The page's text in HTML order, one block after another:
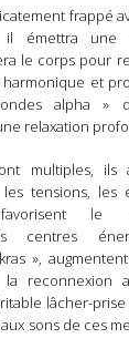
frappé
il émettra une
le corps pour
et
alpha »
relaxation
multiples, ils
tensions, les
le
centres
»,
reconnexion
lâcher-
sons de ces